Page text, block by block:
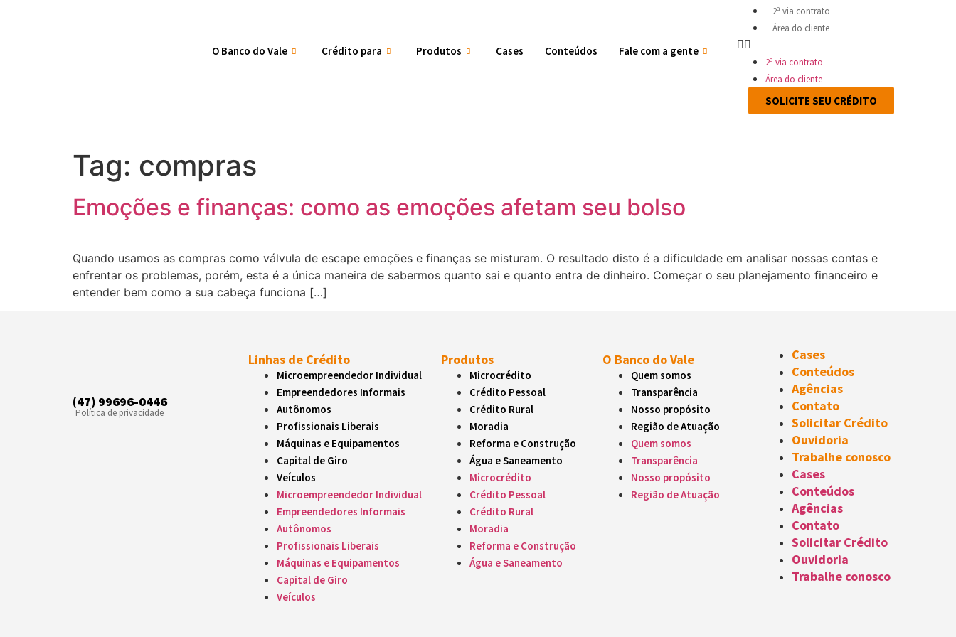
O Banco do Vale Crédito para Produtos Cases Conteúdos Fale com a gente
2ª via contrato
Área do cliente
2ª via contrato
Área do cliente
SOLICITE SEU CRÉDITO
Tag: compras
Emoções e finanças: como as emoções afetam seu bolso
Quando usamos as compras como válvula de escape emoções e finanças se misturam. O resultado disto é a dificuldade em analisar nossas contas e
enfrentar os problemas, porém, esta é a única maneira de sabermos quanto sai e quanto entra de dinheiro. Começar o seu planejamento financeiro e
entender bem como a sua cabeça funciona […]
(47) 99696-0446
Política de privacidade
Linhas de Crédito
Microempreendedor Individual
Empreendedores Informais
Autônomos
Profissionais Liberais
Máquinas e Equipamentos
Capital de Giro
Veículos
Microempreendedor Individual
Empreendedores Informais
Autônomos
Profissionais Liberais
Máquinas e Equipamentos
Capital de Giro
Veículos
Produtos
Microcrédito
Crédito Pessoal
Crédito Rural
Moradia
Reforma e Construção
Água e Saneamento
Microcrédito
Crédito Pessoal
Crédito Rural
Moradia
Reforma e Construção
Água e Saneamento
O Banco do Vale
Quem somos
Transparência
Nosso propósito
Região de Atuação
Quem somos
Transparência
Nosso propósito
Região de Atuação
Cases
Conteúdos
Agências
Contato
Solicitar Crédito
Ouvidoria
Trabalhe conosco
Cases
Conteúdos
Agências
Contato
Solicitar Crédito
Ouvidoria
Trabalhe conosco